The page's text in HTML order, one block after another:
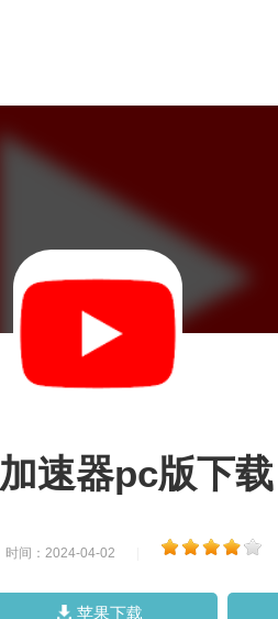
速器pc版下载
时间：2024-04-02
苹果下载